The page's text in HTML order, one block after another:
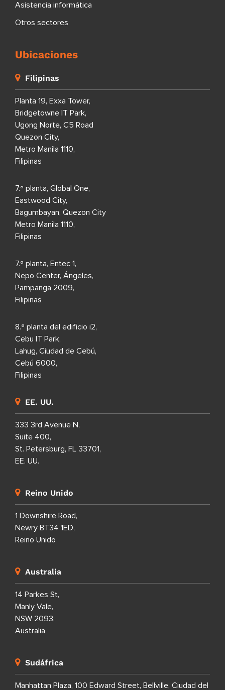
Asistencia informática
Otros sectores
Ubicaciones
Filipinas
Planta 19, Exxa Tower,
Bridgetowne IT Park,
Ugong Norte, C5 Road
Quezon City,
Metro Manila 1110,
Filipinas
7.ª planta, Global One,
Eastwood City,
Bagumbayan, Quezon City
Metro Manila 1110,
Filipinas
7.ª planta, Entec 1,
Nepo Center, Ángeles,
Pampanga 2009,
Filipinas
8.ª planta del edificio i2,
Cebu IT Park,
Lahug, Ciudad de Cebú,
Cebú 6000,
Filipinas
EE. UU.
333 3rd Avenue N,
Suite 400,
St. Petersburg, FL 33701,
EE. UU.
Reino Unido
1 Downshire Road,
Newry BT34 1ED,
Reino Unido
Australia
14 Parkes St,
Manly Vale,
NSW 2093,
Australia
Sudáfrica
Manhattan Plaza, 100 Edward Street, Bellville, Ciudad del